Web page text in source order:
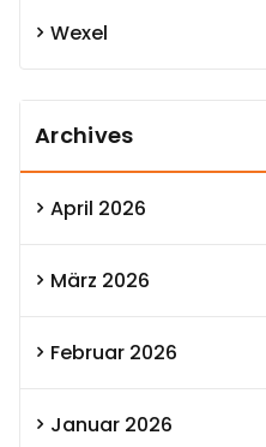
Wexel
Archives
April 2026
März 2026
Februar 2026
Januar 2026